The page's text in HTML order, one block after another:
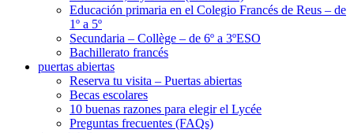
Educación primaria en el Colegio Francés de Reus – de
1º a 5º
Secundaria – Collège – de 6º a 3ºESO
Bachillerato francés
puertas abiertas
Reserva tu visita – Puertas abiertas
Becas escolares
10 buenas razones para elegir el Lycée
Preguntas frecuentes (FAQs)